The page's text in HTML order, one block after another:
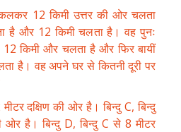
12 किमी उत्तर की ओर चलता
है और 12 किमी चलता है। वह पुनः
किमी और चलता है और फिर बायीं
है। वह अपने घर से कितनी दूरी पर
दक्षिण की ओर है। बिन्दु C, बिन्दु
ओर है। बिन्दु D, बिन्दु C से 8 मीटर